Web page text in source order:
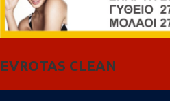
EVROTAS CLEAN